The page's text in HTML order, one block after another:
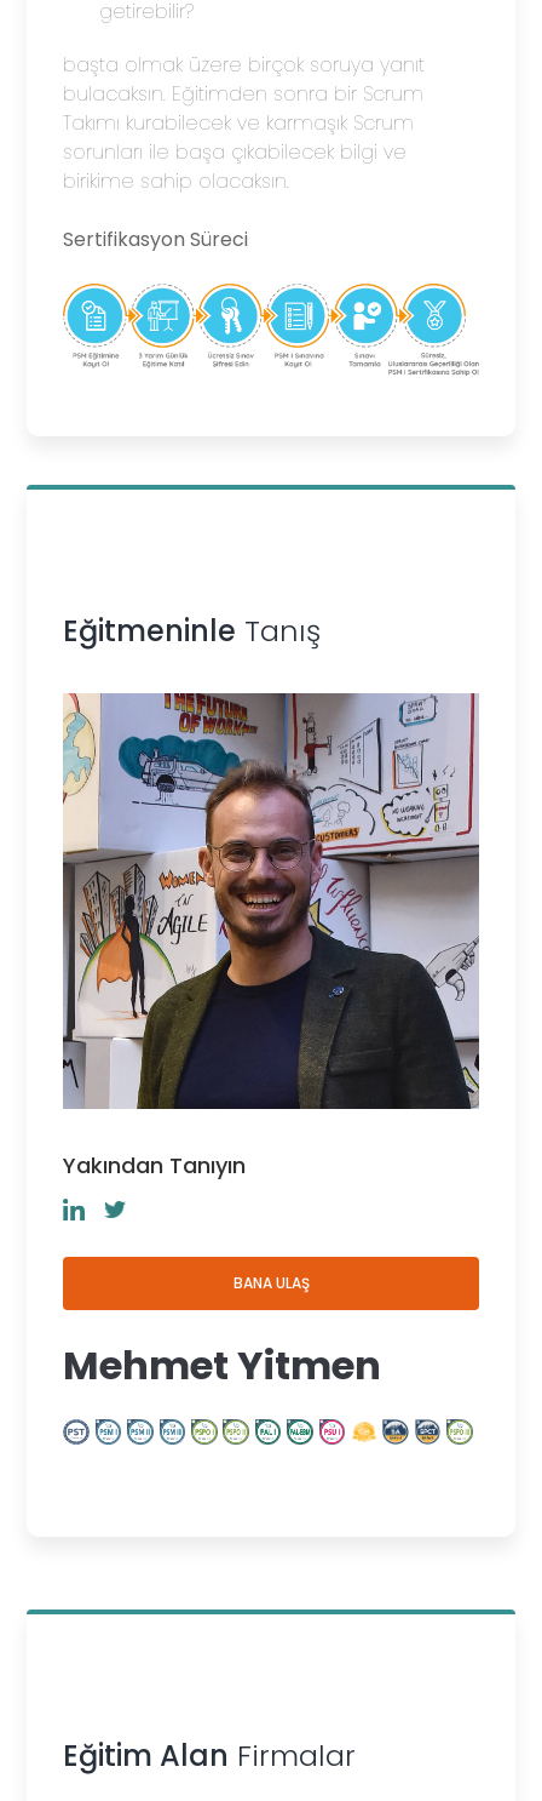
getirebilir?
başta olmak üzere birçok soruya yanıt
bulacaksın. Eğitimden sonra bir Scrum
Takımı kurabilecek ve karmaşık Scrum
sorunları ile başa çıkabilecek bilgi ve
birikime sahip olacaksın.
Sertifikasyon Süreci
Eğitmeninle Tanış
Yakından Tanıyın
BANA ULAŞ
Mehmet Yitmen
Eğitim Alan Firmalar